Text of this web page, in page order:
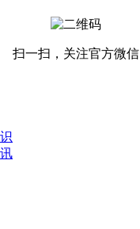
扫一扫，关注官方微信